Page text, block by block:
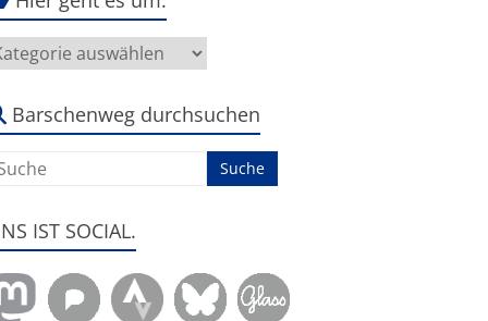
Barschenweg durchsuchen
IST SOCIAL.